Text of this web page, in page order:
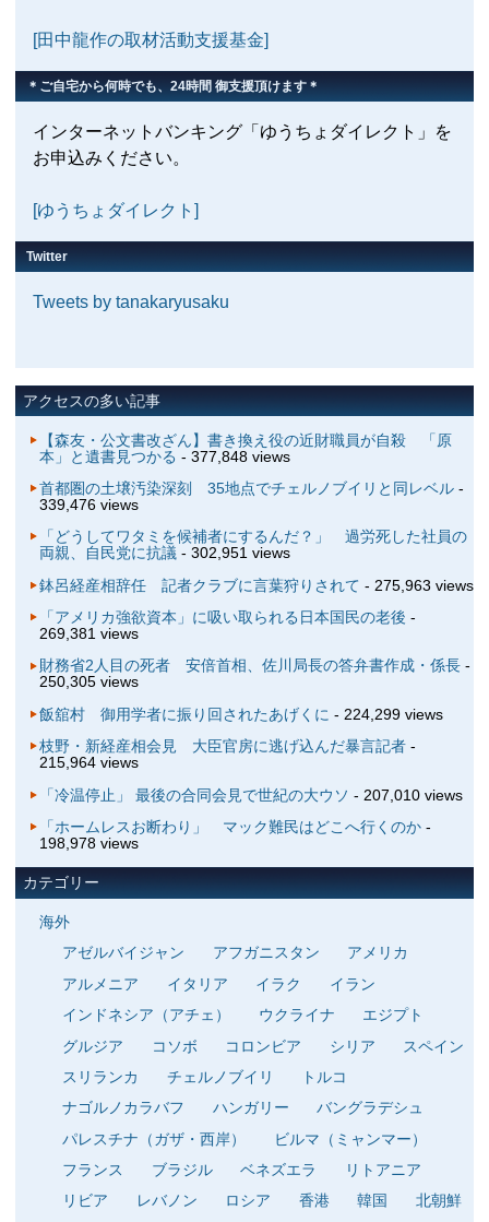
[田中龍作の取材活動支援基金]
＊ご自宅から何時でも、24時間 御支援頂けます＊
インターネットバンキング「ゆうちょダイレクト」を
お申込みください。
[ゆうちょダイレクト]
Twitter
Tweets by tanakaryusaku
アクセスの多い記事
【森友・公文書改ざん】書き換え役の近財職員が自殺 「原
本」と遺書見つかる - 377,848 views
首都圏の土壌汚染深刻 35地点でチェルノブイリと同レベル-
339,476 views
「どうしてワタミを候補者にするんだ？」 過労死した社員の
両親、自民党に抗議- 302,951 views
鉢呂経産相辞任 記者クラブに言葉狩りされて - 275,963 views
「アメリカ強欲資本」に吸い取られる日本国民の老後 -
269,381 views
財務省2人目の死者 安倍首相、佐川局長の答弁書作成・係長-
250,305 views
飯舘村 御用学者に振り回されたあげくに - 224,299 views
枝野・新経産相会見 大臣官房に逃げ込んだ暴言記者-
215,964 views
「冷温停止」 最後の合同会見で世紀の大ウソ - 207,010 views
「ホームレスお断わり」 マック難民はどこへ行くのか-
198,978 views
カテゴリー
海外
アゼルバイジャン
アフガニスタン
アメリカ
アルメニア
イタリア イラク
イラン
インドネシア（アチェ）
ウクライナ
エジプト
グルジア
コソボ コロンビア シリア
スペイン
スリランカ
チェルノブイリ
トルコ
ナゴルノカラバフ
ハンガリー
バングラデシュ
パレスチナ（ガザ・西岸）
ビルマ（ミャンマー）
フランス
ブラジル ベネズエラ
リトアニア
リビア
レバノン ロシア 香港 韓国 北朝鮮